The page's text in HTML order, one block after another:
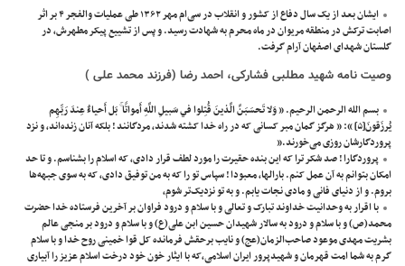
ایشان بعد از یک سال دفاع از کشور و انقلاب در سی‌ام مهر ۱۳۶۲ طی عملیات والفجر ۴ بر اثر
اصابت ترکش در منطقه مریوان در ماه محرم به شهادت رسید. و پس از تشییع پیکر مطهرش، در
گلستان شهدای اصفهان آرام گرفت.
وصیت نامهشهید مطلبی فشارکی، احمد رضا (فرزند محمد علی )
بسم الله الرحمن الرحیم. ” وَلا تَحسَبَنَّ الَّذينَ قُتِلوا في سَبيلِ اللَّهِ أَمواتًا ۚ بَل أَحياءٌ عِندَ رَبِّهِم
يُرزَقونَ[۵] “: ” هرگز گمان مبر کسانی که در راه خدا کشته شدند، مردگانند ! بلکه آنان زنده‌اند، و نزد
پروردگارشان روزی می‌خورند.”
پروردگارا ! صد شکر ترا که این بنده حقیرت را مورد لطف قرار دادی، که اسلام را بشناسم. و تا حد
امکان بتوانم به آن عمل کنم. بارالها، معبودا ! سپاس تو را که به من توفیق دادی، که به سوی جبهه‌ها
بروم. و از دنیای فانی و مادی نجات یابم. و به تو نزدیک‌تر شوم،
با اقرار به وحدانیت خداوند تبارک و تعالی و با سلام و درود فراوان بر آخرین فرستاده خدا حضرت
محمد(ص) و با سلام و درود به سالار شهیدان حسین ابن علی(ع) و با سلام و درود بر منجی عالم
بشریت مهدی موعود صاحب‌الزمان(عج) و نایب برحقش فرمانده کل قوا خمینی روح خدا و با سلام
گرم به شما امت قهرمان و شهیدپرور ایران اسلامی،که با ایثار خون خود درخت اسلام عزیز را آبیاری